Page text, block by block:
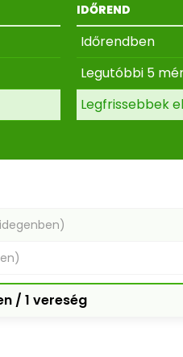
IDŐREND
Időrendben
Legutóbbi 5
Legfrissebbek
/ 1 vereség